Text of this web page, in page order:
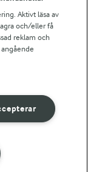
Aktivt läsa av
och/eller få
reklam och